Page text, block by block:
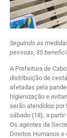
Seguindo as
pessoas, 35
A Prefeitura de
distribuição de
afetadas pela
higienização e
serão atendidos por
sábado (18), a partir
Os agentes da
Direitos Humanos e